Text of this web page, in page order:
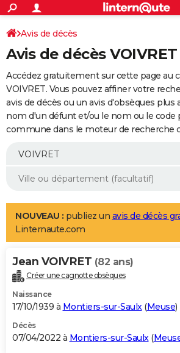
ACTUALITÉS
Politique
Société
Faits Divers
Education
Monde
Villes
+
SPORT
Coupe du monde 2026
Football
Tennis
Cyclisme
Rugby
Forum
Programme TV
TNT
Streaming
Cinéma
Sorties cinéma
Musique
+
FINANCE
Retraite
Epargne
Immobilier
Risques naturels par ville
Banque
Assurance
AUTO
Essais
Réserver un essai
Citadines
Berlines
SUV
Forum auto
+
Mobiles
Meilleur smartphone
Internet
Ordinateurs
Jeux vidéo
Guide high-tech
Aménagement intérieur
LIFESTYLE
Art de vivre
Bien-être
Loisirs
Mode
Modes de vie
Alimentation
Guide de la santé
Maladies
Médicaments
Sommeil
VOYAGE
Destinations
City break
Voyage nature
Voyage de noces
Forum
Climat
+PHOTO
GUIDES D'ACHAT
BONS PLANS
Avis de décès
Avis de décès VOIVRET
Accédez gratuitement sur cette page au
VOIVRET. Vous pouvez affiner votre
avis de décès ou un avis d'obsèques plus
nom d'un défunt et/ou le nom ou le code
commune dans le moteur de recherche
NOUVEAU : publiez un avis de décès
Linternaute.com
Jean VOIVRET (82 ans)
Créer une cagnotte obsèques
Naissance
17/10/1939 à Montiers-sur-Saulx(Meuse)
Décès
07/04/2022 à Montiers-sur-Saulx(